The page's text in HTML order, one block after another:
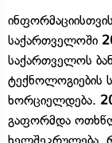
საქართველოში
საქართველოს
ტექნოლოგიების
ხორციელდება.
გაფორმდა